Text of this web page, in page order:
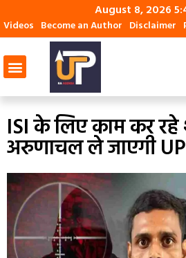
August 8, 2026
Videos Become an Author Disclaimer
ISI के लिए काम कर
अरुणाचल ले जाएगी